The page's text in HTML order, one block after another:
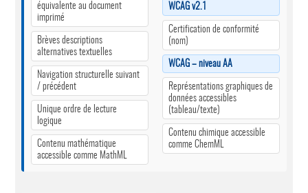
équivalente au document
imprimé
Brèves descriptions
alternatives textuelles
Navigation structurelle suivant
/ précédent
Unique ordre de lecture
logique
Contenu mathématique
accessible comme MathML
WCAG v2.1
Certification de conformité
(nom)
WCAG – niveau AA
Représentations graphiques de
données accessibles
(tableau/texte)
Contenu chimique accessible
comme ChemML